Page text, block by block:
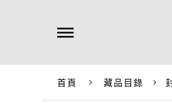
首頁 藏品目錄